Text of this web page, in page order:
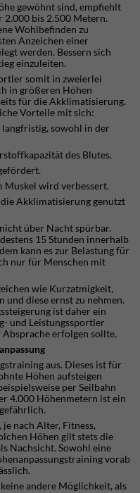
gewöhnt sind, empfiehlt
bis 2.500 Metern.
Wohlbefinden zu
Anzeichen einer
werden. Bessern sich
einzuleiten.
somit in zweierlei
in größeren Höhen
für die Akklimatisierung.
Vorteile mit sich:
langfristig, sowohl in der
des Blutes.
Muskel wird verbessert.
Akklimatisierung genutzt
über Nacht spürbar.
15 Stunden innerhalb
kann es zur Belastung für
nur für Menschen mit
wie Kurzatmigkeit,
und diese ernst zu nehmen.
ist daher ein
und Leistungssportler
erfolgen sollte.
aus. Dieses ist für
Höhen aufsteigen
per Seilbahn
4.000 Höhenmetern ist ein
nach Alter, Fitness,
Höhen gilt stets die
Nachsicht. Sowohl eine
vorab
andere Möglichkeit, als